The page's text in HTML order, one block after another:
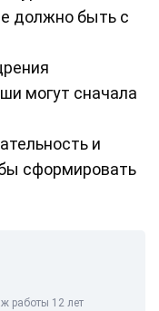
должно быть с
могут сначала
и
сформировать
работы 12 лет